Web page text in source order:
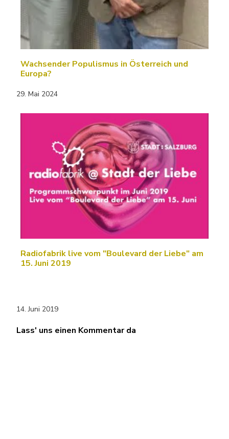
Wachsender Populismus in Österreich und
Europa?
29. Mai 2024
Radiofabrik live vom "Boulevard der Liebe" am
15. Juni 2019
14. Juni 2019
Lass' uns einen Kommentar da